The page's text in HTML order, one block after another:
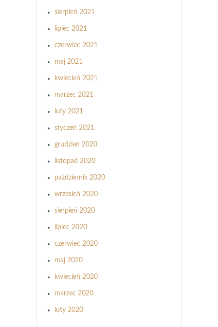
sierpień 2021
lipiec 2021
czerwiec 2021
maj 2021
kwiecień 2021
marzec 2021
luty 2021
styczeń 2021
grudzień 2020
listopad 2020
październik 2020
wrzesień 2020
sierpień 2020
lipiec 2020
czerwiec 2020
maj 2020
kwiecień 2020
marzec 2020
luty 2020